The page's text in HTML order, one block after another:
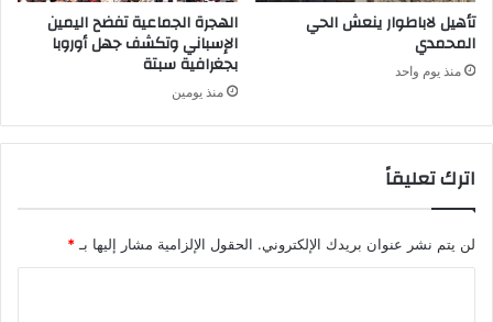
تأهيل لاباطوار ينعش الحي
المحمدي
منذ يوم واحد
الهجرة الجماعية تفضح اليمين
الإسباني وتكشف جهل أوروبا
بجغرافية سبتة
منذ يومين
اترك تعليقاً
لن يتم نشر عنوان بريدك الإلكتروني. الحقول الإلزامية مشار إليها بـ*